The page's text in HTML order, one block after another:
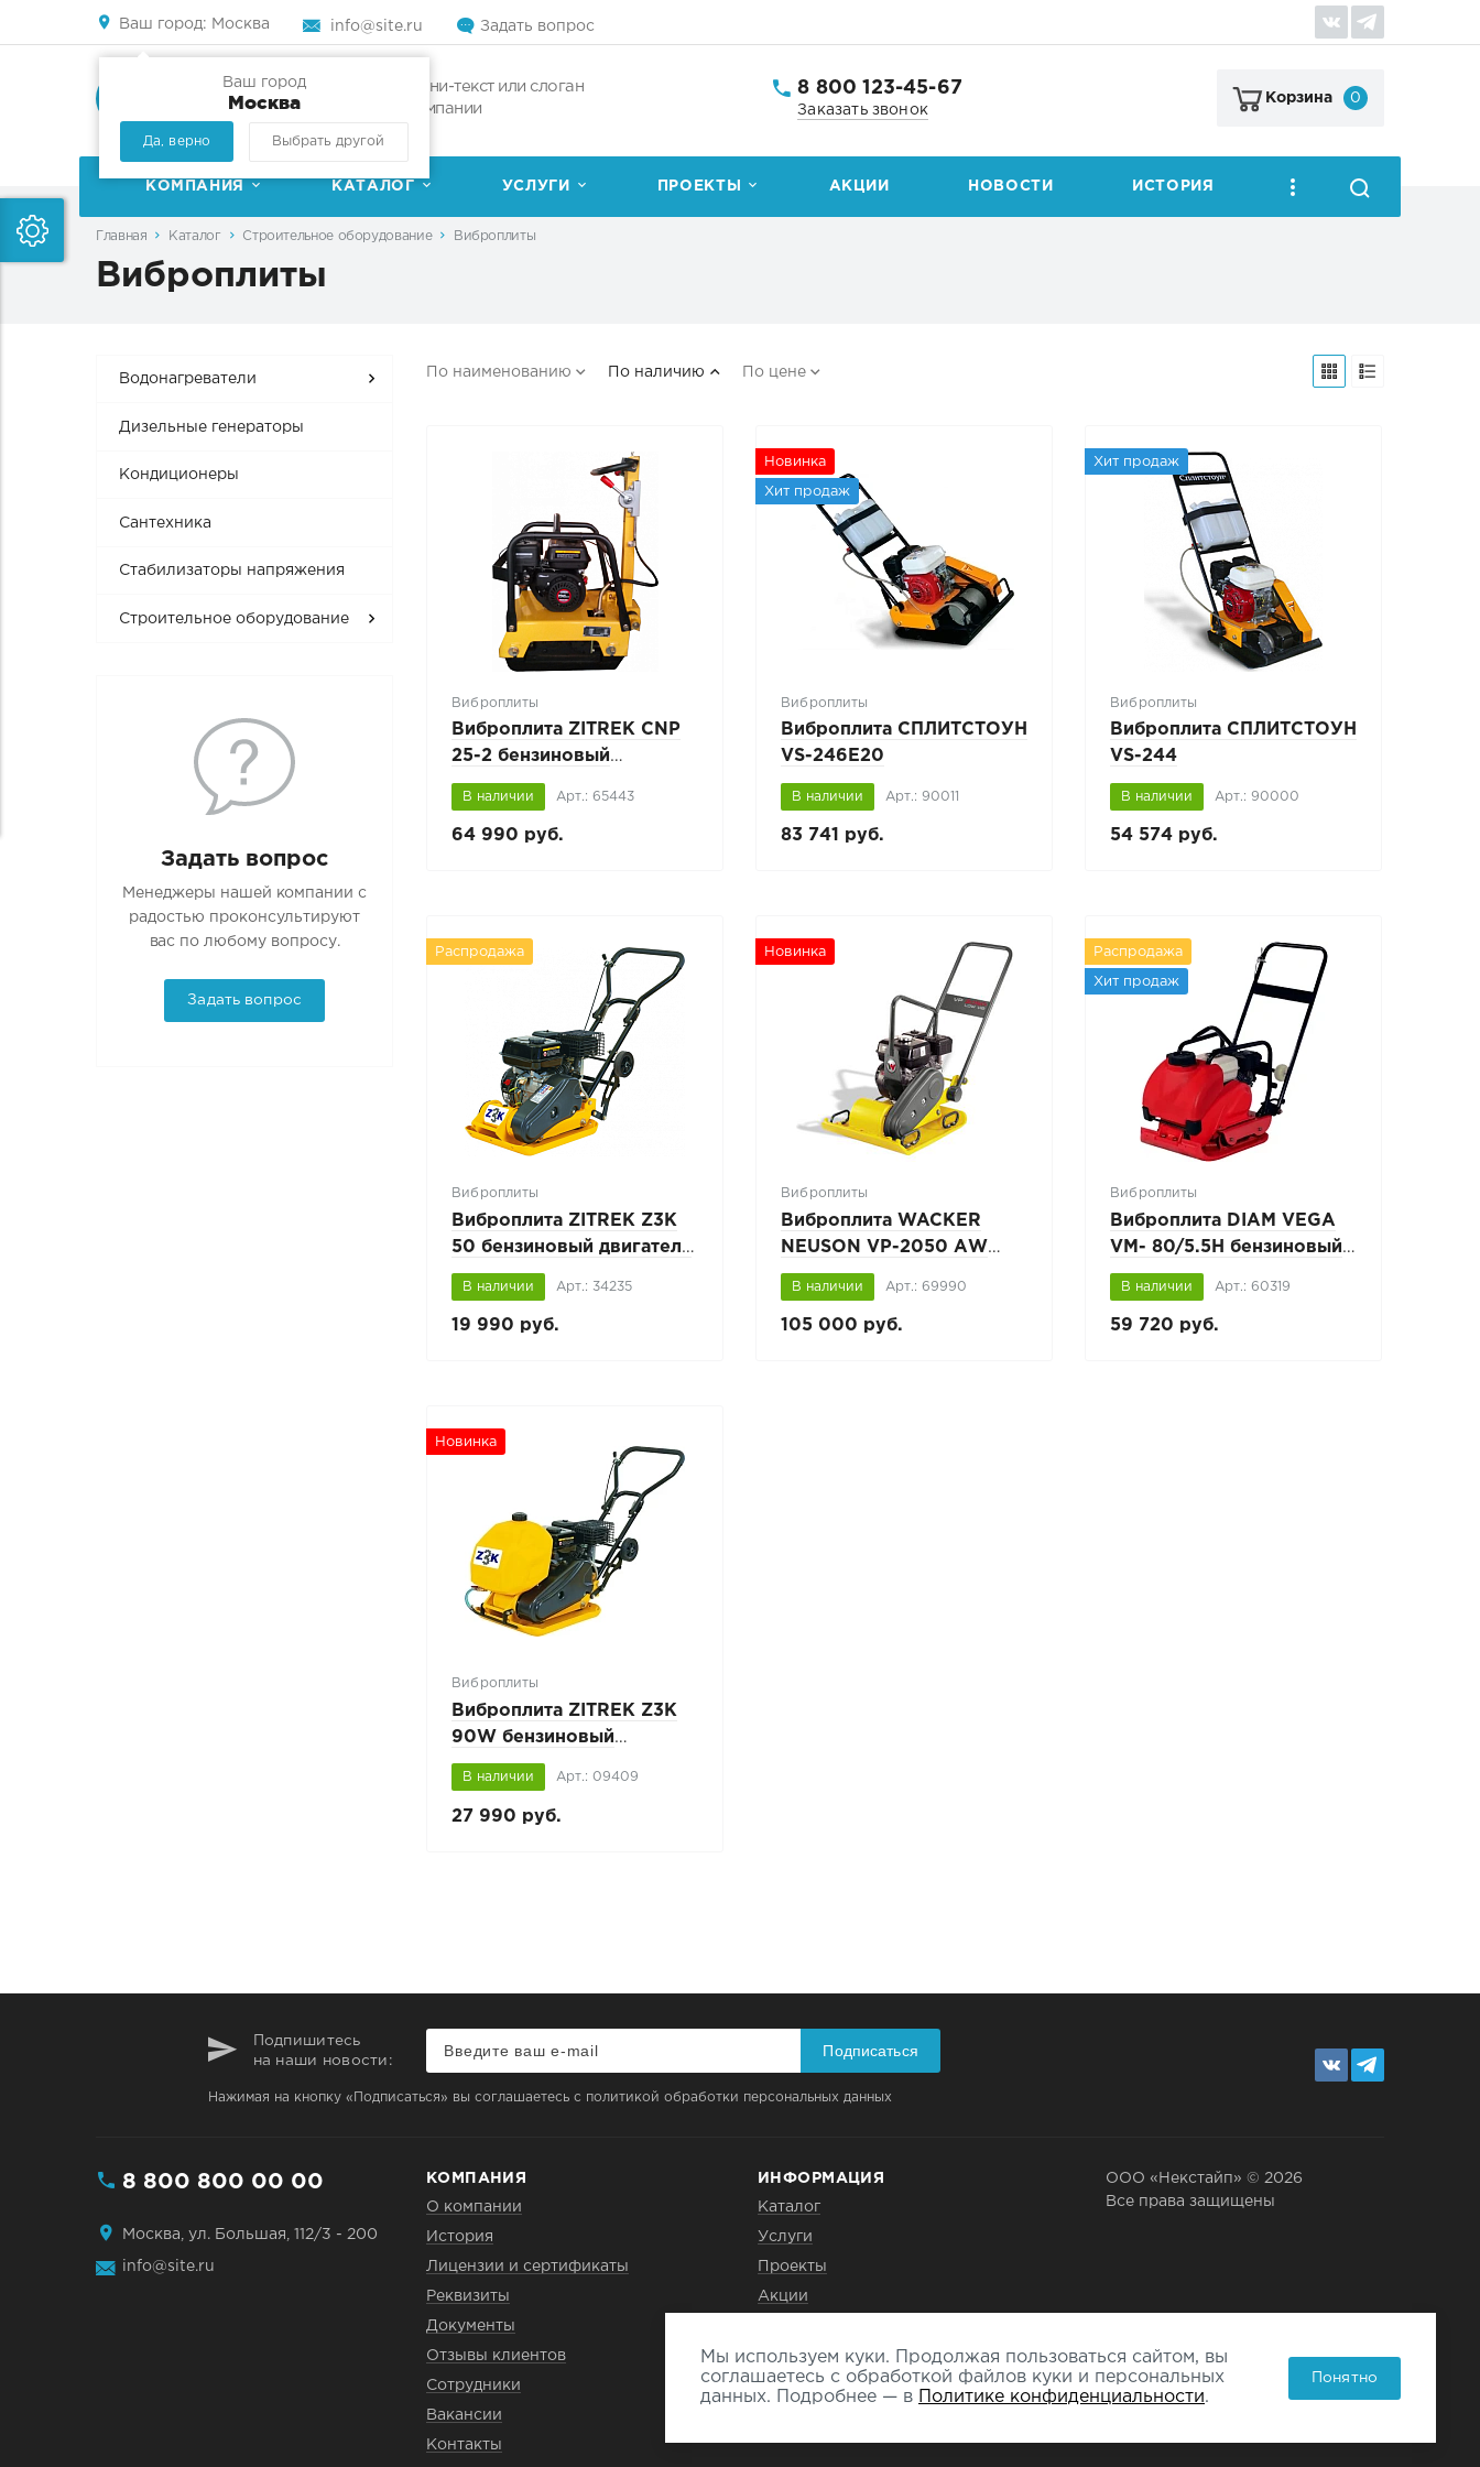
Ваш город: Москва
Ваш город
Москва
Да, верно Выбрать другой
info@site.ru Задать вопрос
Мини-текст или слоган
компании
8 800 123-45-67
Заказать звонок
Корзина 0
КОМПАНИЯ КАТАЛОГ УСЛУГИ ПРОЕКТЫ АКЦИИ НОВОСТИ ИСТОРИЯ
Главная Каталог Строительное оборудование Виброплиты
Виброплиты
Водонагреватели
Дизельные генераторы
Кондиционеры
Сантехника
Стабилизаторы напряжения
Строительное оборудование
Задать вопрос
Менеджеры нашей компании с
радостью проконсультируют
вас по любому вопросу.
Задать вопрос
По наименованию По наличию По цене
Виброплиты
Виброплита ZITREK CNP
25-2 бензиновый
двигатель LONCIN,
реверсивная
В наличии Арт.: 65443
64 990 руб.
Новинка
Хит продаж
Виброплиты
Виброплита СПЛИТСТОУН
VS-246E20
В наличии Арт.: 90011
83 741 руб.
Хит продаж
Виброплиты
Виброплита СПЛИТСТОУН
VS-244
В наличии Арт.: 90000
54 574 руб.
Распродажа
Виброплиты
Виброплита ZITREK Z3K
50 бензиновый двигатель
LONCIN
В наличии Арт.: 34235
19 990 руб.
Новинка
Виброплиты
Виброплита WACKER
NEUSON VP-2050 АW
бензиновый двигатель
HONDA, с баком
В наличии Арт.: 69990
105 000 руб.
Распродажа
Хит продаж
Виброплиты
Виброплита DIAM VEGA
VM- 80/5.5H бензиновый
двигатель HONDA
В наличии Арт.: 60319
59 720 руб.
Новинка
Виброплиты
Виброплита ZITREK Z3K
90W бензиновый
двигатель LONCIN, с
баком
В наличии Арт.: 09409
27 990 руб.
Подпишитесь
на наши новости:
Подписаться
Нажимая на кнопку «Подписаться» вы соглашаетесь с политикой обработки персональных данных
8 800 800 00 00
Москва, ул. Большая, 112/3 - 200
info@site.ru
КОМПАНИЯ
О компании
История
Лицензии и сертификаты
Реквизиты
Документы
Отзывы клиентов
Сотрудники
Вакансии
Контакты
ИНФОРМАЦИЯ
Каталог
Услуги
Проекты
Акции
Вопрос-ответ
ООО «Некстайп» © 2026
Все права защищены
Мы используем куки. Продолжая пользоваться сайтом, вы
соглашаетесь с обработкой файлов куки и персональных
данных. Подробнее — в
Политике конфиденциальности.
Понятно